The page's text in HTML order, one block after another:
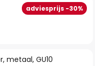
metaal, GU10
adviesprijs -30%